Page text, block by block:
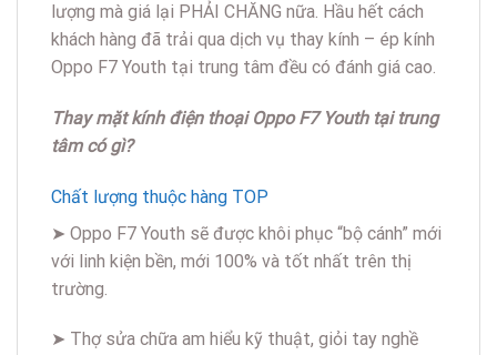
lượng mà giá lại PHẢI CHĂNG nữa. Hầu hết cách
khách hàng đã trải qua dịch vụ thay kính – ép kính
Oppo F7 Youth tại trung tâm đều có đánh giá cao.
Thay mặt kính điện thoại Oppo F7 Youth tại trung
tâm có gì?
Chất lượng thuộc hàng TOP
➤ Oppo F7 Youth sẽ được khôi phục “bộ cánh” mới
với linh kiện bền, mới 100% và tốt nhất trên thị
trường.
➤ Thợ sửa chữa am hiểu kỹ thuật, giỏi tay nghề